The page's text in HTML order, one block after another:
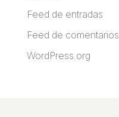
Feed de entradas
Feed de comentarios
WordPress.org